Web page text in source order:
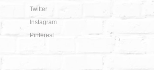
Twitter
Instagram
Pinterest